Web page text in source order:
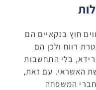
חוץ בנקאיים הם
רווח ולכן הם
בלי התחשבות
האשראי. עם זאת,
המשפחה